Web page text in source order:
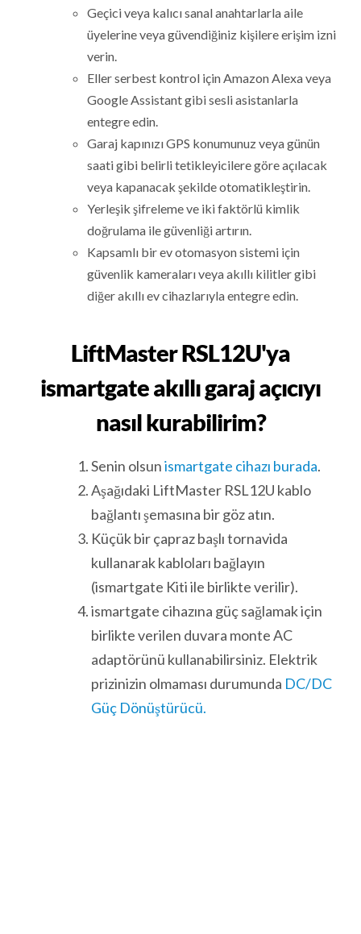
Geçici veya kalıcı sanal anahtarlarla aile
üyelerine veya güvendiğiniz kişilere erişim izni
verin.
Eller serbest kontrol için Amazon Alexa veya
Google Assistant gibi sesli asistanlarla
entegre edin.
Garaj kapınızı GPS konumunuz veya günün
saati gibi belirli tetikleyicilere göre açılacak
veya kapanacak şekilde otomatikleştirin.
Yerleşik şifreleme ve iki faktörlü kimlik
doğrulama ile güvenliği artırın.
Kapsamlı bir ev otomasyon sistemi için
güvenlik kameraları veya akıllı kilitler gibi
diğer akıllı ev cihazlarıyla entegre edin.
LiftMaster RSL12U'ya
ismartgate akıllı garaj açıcıyı
nasıl kurabilirim?
Senin olsunismartgate cihazı burada.
Aşağıdaki LiftMaster RSL12U kablo
bağlantı şemasına bir göz atın.
Küçük bir çapraz başlı tornavida
kullanarak kabloları bağlayın
(ismartgate Kiti ile birlikte verilir).
ismartgate cihazına güç sağlamak için
birlikte verilen duvara monte AC
adaptörünü kullanabilirsiniz. Elektrik
prizinizin olmaması durumunda DC/DC
Güç Dönüştürücü.